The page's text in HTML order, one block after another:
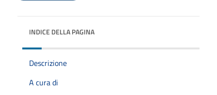
INDICE DELLA PAGINA
Descrizione
A cura di